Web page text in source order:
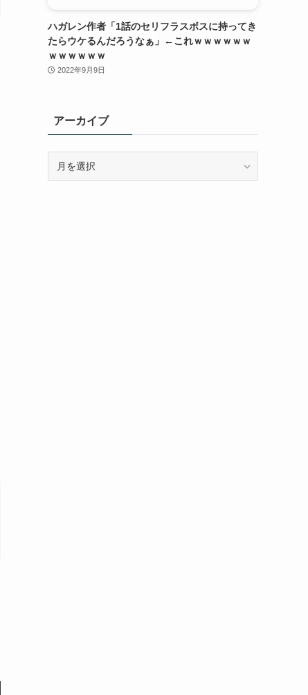
ハガレン作者「1話のセリフラスボスに持ってき
たらウケるんだろうなぁ」←これｗｗｗｗｗｗ
ｗｗｗｗｗｗ
2022年9月9日
アーカイブ